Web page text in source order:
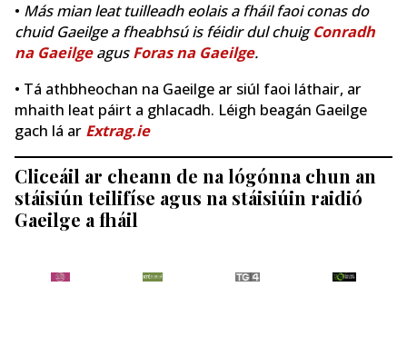
• Más mian leat tuilleadh eolais a fháil faoi conas do
chuid Gaeilge a fheabhsú is féidir dul chuigConradh
na GaeilgeagusForas na Gaeilge.
• Tá athbheochan na Gaeilge ar siúl faoi láthair, ar
mhaith leat páirt a ghlacadh. Léigh beagán Gaeilge
gach lá ar Extrag.ie
Cliceáil ar cheann de na lógónna chun an
stáisiún teilifíse agus na stáisiúin raidió
Gaeilge a fháil